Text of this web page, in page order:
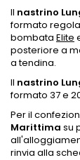
Il nastrino
formato
bombata Elite
posteriore a
a tendina.
Il nastrino
formato 37 e
Per il
Marittima su
rinvia alla